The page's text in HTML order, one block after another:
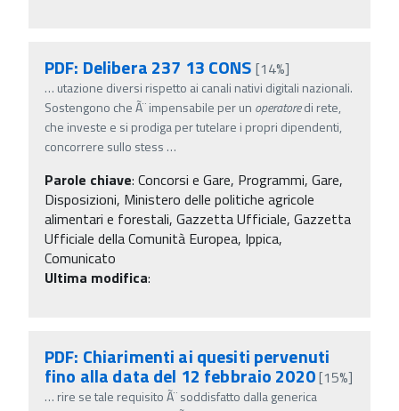
PDF: Delibera 237 13 CONS [14%]
… utazione diversi rispetto ai canali nativi digitali nazionali.
Sostengono che Ã¨ impensabile per un operatoredi rete,
che investe e si prodiga per tutelare i propri dipendenti,
concorrere sullo stess …
Parole chiave: Concorsi e Gare, Programmi, Gare,
Disposizioni, Ministero delle politiche agricole
alimentari e forestali, Gazzetta Ufficiale, Gazzetta
Ufficiale della Comunità Europea, Ippica,
Comunicato
Ultima modifica:
PDF: Chiarimenti ai quesiti pervenuti
fino alla data del 12 febbraio 2020[15%]
… rire se tale requisito Ã¨ soddisfatto dalla generica